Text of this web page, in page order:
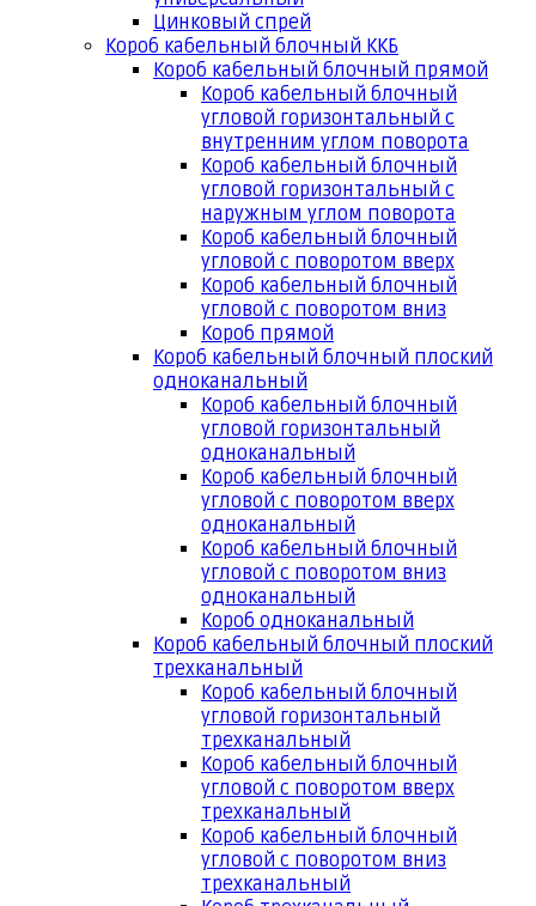
Цинковый спрей
Короб кабельный блочный ККБ
Короб кабельный блочный прямой
Короб кабельный блочный
угловой горизонтальный с
внутренним углом поворота
Короб кабельный блочный
угловой горизонтальный с
наружным углом поворота
Короб кабельный блочный
угловой с поворотом вверх
Короб кабельный блочный
угловой с поворотом вниз
Короб прямой
Короб кабельный блочный плоский
одноканальный
Короб кабельный блочный
угловой горизонтальный
одноканальный
Короб кабельный блочный
угловой с поворотом вверх
одноканальный
Короб кабельный блочный
угловой с поворотом вниз
одноканальный
Короб одноканальный
Короб кабельный блочный плоский
трехканальный
Короб кабельный блочный
угловой горизонтальный
трехканальный
Короб кабельный блочный
угловой с поворотом вверх
трехканальный
Короб кабельный блочный
угловой с поворотом вниз
трехканальный